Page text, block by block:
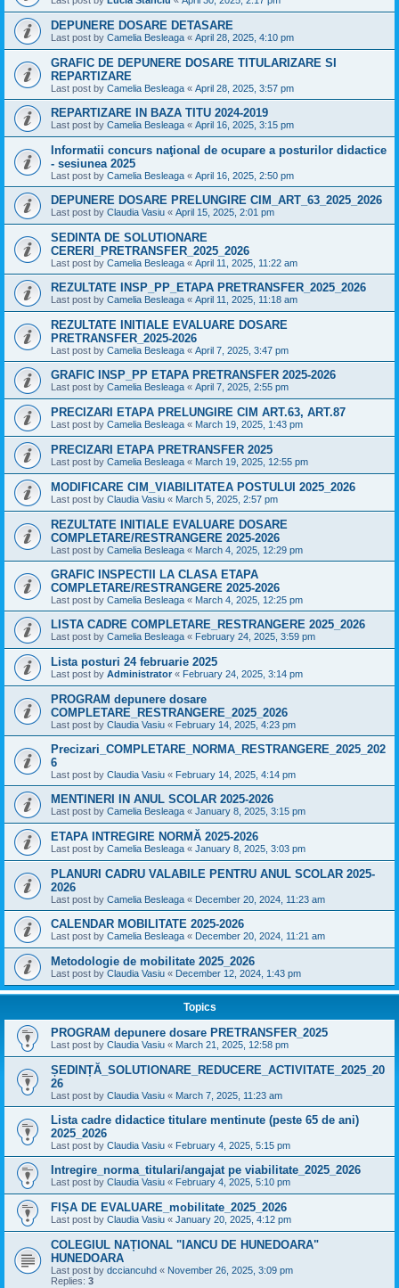
DEPUNERE DOSARE DETASARE
Last post by Camelia Besleaga « April 28, 2025, 4:10 pm
GRAFIC DE DEPUNERE DOSARE TITULARIZARE SI
REPARTIZARE
Last post by Camelia Besleaga « April 28, 2025, 3:57 pm
REPARTIZARE IN BAZA TITU 2024-2019
Last post by Camelia Besleaga « April 16, 2025, 3:15 pm
Informatii concurs naţional de ocupare a posturilor didactice
- sesiunea 2025
Last post by Camelia Besleaga « April 16, 2025, 2:50 pm
DEPUNERE DOSARE PRELUNGIRE CIM_ART_63_2025_2026
Last post by Claudia Vasiu « April 15, 2025, 2:01 pm
SEDINTA DE SOLUTIONARE
CERERI_PRETRANSFER_2025_2026
Last post by Camelia Besleaga « April 11, 2025, 11:22 am
REZULTATE INSP_PP_ETAPA PRETRANSFER_2025_2026
Last post by Camelia Besleaga « April 11, 2025, 11:18 am
REZULTATE INITIALE EVALUARE DOSARE
PRETRANSFER_2025-2026
Last post by Camelia Besleaga « April 7, 2025, 3:47 pm
GRAFIC INSP_PP ETAPA PRETRANSFER 2025-2026
Last post by Camelia Besleaga « April 7, 2025, 2:55 pm
PRECIZARI ETAPA PRELUNGIRE CIM ART.63, ART.87
Last post by Camelia Besleaga « March 19, 2025, 1:43 pm
PRECIZARI ETAPA PRETRANSFER 2025
Last post by Camelia Besleaga « March 19, 2025, 12:55 pm
MODIFICARE CIM_VIABILITATEA POSTULUI 2025_2026
Last post by Claudia Vasiu « March 5, 2025, 2:57 pm
REZULTATE INITIALE EVALUARE DOSARE
COMPLETARE/RESTRANGERE 2025-2026
Last post by Camelia Besleaga « March 4, 2025, 12:29 pm
GRAFIC INSPECTII LA CLASA ETAPA
COMPLETARE/RESTRANGERE 2025-2026
Last post by Camelia Besleaga « March 4, 2025, 12:25 pm
LISTA CADRE COMPLETARE_RESTRANGERE 2025_2026
Last post by Camelia Besleaga « February 24, 2025, 3:59 pm
Lista posturi 24 februarie 2025
Last post by Administrator « February 24, 2025, 3:14 pm
PROGRAM depunere dosare
COMPLETARE_RESTRANGERE_2025_2026
Last post by Claudia Vasiu « February 14, 2025, 4:23 pm
Precizari_COMPLETARE_NORMA_RESTRANGERE_2025_202
6
Last post by Claudia Vasiu « February 14, 2025, 4:14 pm
MENTINERI IN ANUL SCOLAR 2025-2026
Last post by Camelia Besleaga « January 8, 2025, 3:15 pm
ETAPA INTREGIRE NORMĂ 2025-2026
Last post by Camelia Besleaga « January 8, 2025, 3:03 pm
PLANURI CADRU VALABILE PENTRU ANUL SCOLAR 2025-
2026
Last post by Camelia Besleaga « December 20, 2024, 11:23 am
CALENDAR MOBILITATE 2025-2026
Last post by Camelia Besleaga « December 20, 2024, 11:21 am
Metodologie de mobilitate 2025_2026
Last post by Claudia Vasiu « December 12, 2024, 1:43 pm
Topics
PROGRAM depunere dosare PRETRANSFER_2025
Last post by Claudia Vasiu « March 21, 2025, 12:58 pm
ȘEDINȚĂ_SOLUTIONARE_REDUCERE_ACTIVITATE_2025_20
26
Last post by Claudia Vasiu « March 7, 2025, 11:23 am
Lista cadre didactice titulare mentinute (peste 65 de ani)
2025_2026
Last post by Claudia Vasiu « February 4, 2025, 5:15 pm
Intregire_norma_titulari/angajat pe viabilitate_2025_2026
Last post by Claudia Vasiu « February 4, 2025, 5:10 pm
FIȘA DE EVALUARE_mobilitate_2025_2026
Last post by Claudia Vasiu « January 20, 2025, 4:12 pm
COLEGIUL NAȚIONAL "IANCU DE HUNEDOARA"
HUNEDOARA
Last post by dcciancuhd « November 26, 2025, 3:09 pm
Replies: 3